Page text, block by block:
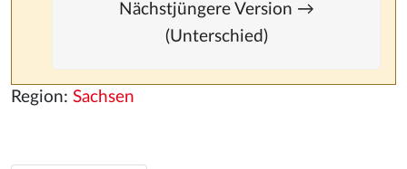
Nächstjüngere Version →
(Unterschied)
Region: Sachsen